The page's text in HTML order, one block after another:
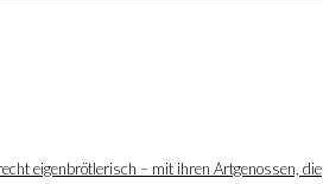
eigenbrötlerisch – mit ihren Artgenossen, die